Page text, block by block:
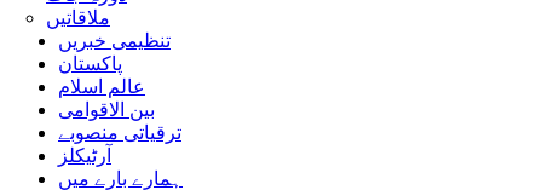
ملاقاتیں
تنظیمی خبریں
پاکستان
عالم اسلام
بین الاقوامی
ترقیاتی منصوبے
آرٹیکلز
ہمارے بارے میں